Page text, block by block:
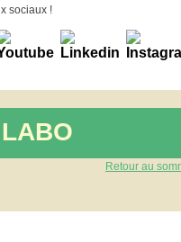
sociaux !
Retour au